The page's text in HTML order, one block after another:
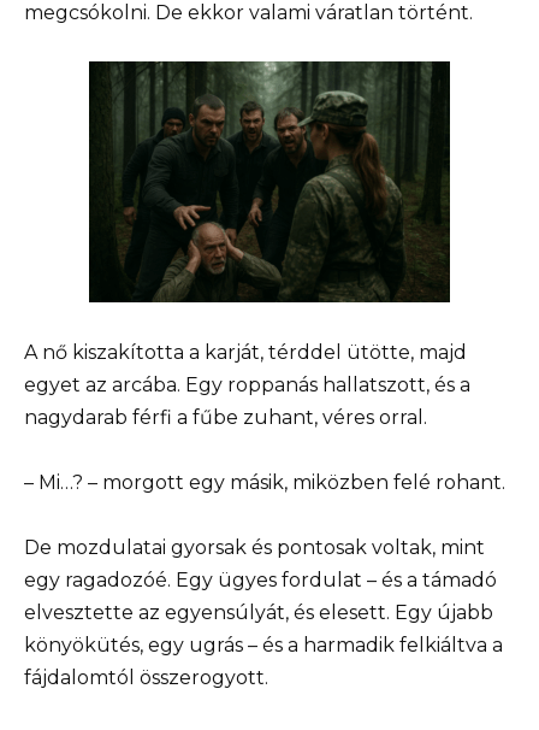
megcsókolni. De ekkor valami váratlan történt.
A nő kiszakította a karját, térddel ütötte, majd
egyet az arcába. Egy roppanás hallatszott, és a
nagydarab férfi a fűbe zuhant, véres orral.
– Mi…? – morgott egy másik, miközben felé rohant.
De mozdulatai gyorsak és pontosak voltak, mint
egy ragadozóé. Egy ügyes fordulat – és a támadó
elvesztette az egyensúlyát, és elesett. Egy újabb
könyökütés, egy ugrás – és a harmadik felkiáltva a
fájdalomtól összerogyott.